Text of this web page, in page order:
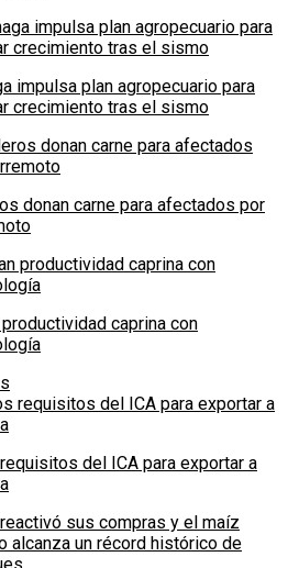
impulsa plan agropecuario para
crecimiento tras el sismo
donan carne para afectados por
caprina con
del ICA para exportar a